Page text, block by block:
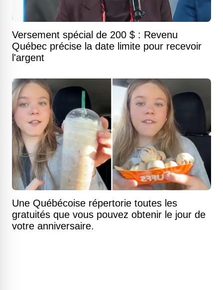
Versement spécial de 200 $ : Revenu
Québec précise la date limite pour recevoir
l'argent
Une Québécoise répertorie toutes les
gratuités que vous pouvez obtenir le jour de
votre anniversaire.